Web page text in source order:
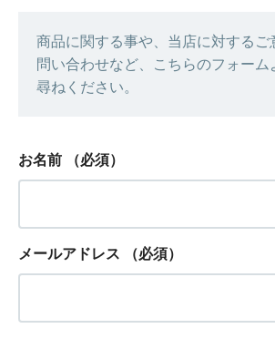
商品に関する事や、当店に対するご
問い合わせなど、こちらのフォーム
尋ねください。
お名前 （必須）
メールアドレス （必須）